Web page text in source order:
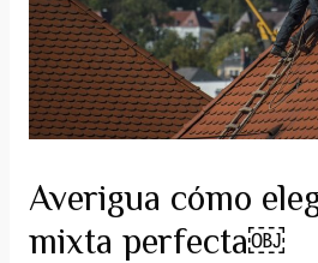
Averigua cómo
mixta perfecta￼